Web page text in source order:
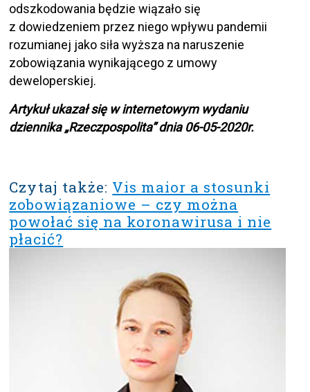
odszkodowania będzie wiązało się
z dowiedzeniem przez niego wpływu pandemii
rozumianej jako siła wyższa na naruszenie
zobowiązania wynikającego z umowy
deweloperskiej.
Artykuł ukazał się w internetowym wydaniu
dziennika „Rzeczpospolita” dnia 06-05-2020r.
Czytaj także: Vis maior a stosunki
zobowiązaniowe – czy można
powołać się na koronawirusa i nie
płacić?